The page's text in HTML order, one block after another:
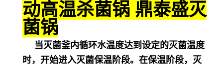
动高温杀菌锅 鼎泰盛灭
菌锅
当灭菌釜内循环水温度达到设定的灭菌温度
时，开始进入灭菌保温阶段。在保温阶段，灭